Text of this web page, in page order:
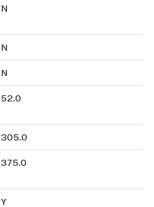
N
N
N
52.0
305.0
375.0
Y